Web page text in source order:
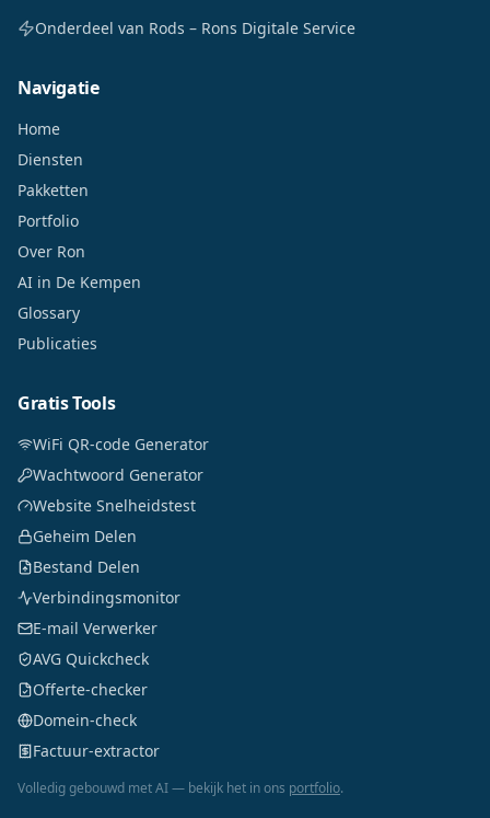
Onderdeel van Rods – Rons Digitale Service
Navigatie
Home
Diensten
Pakketten
Portfolio
Over Ron
AI in De Kempen
Glossary
Publicaties
Gratis Tools
WiFi QR-code Generator
Wachtwoord Generator
Website Snelheidstest
Geheim Delen
Bestand Delen
Verbindingsmonitor
E-mail Verwerker
AVG Quickcheck
Offerte-checker
Domein-check
Factuur-extractor
Volledig gebouwd met AI — bekijk het in ons portfolio.